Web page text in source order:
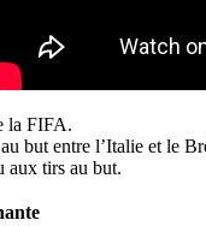
la FIFA.
but entre l’Italie et le
aux tirs au but.